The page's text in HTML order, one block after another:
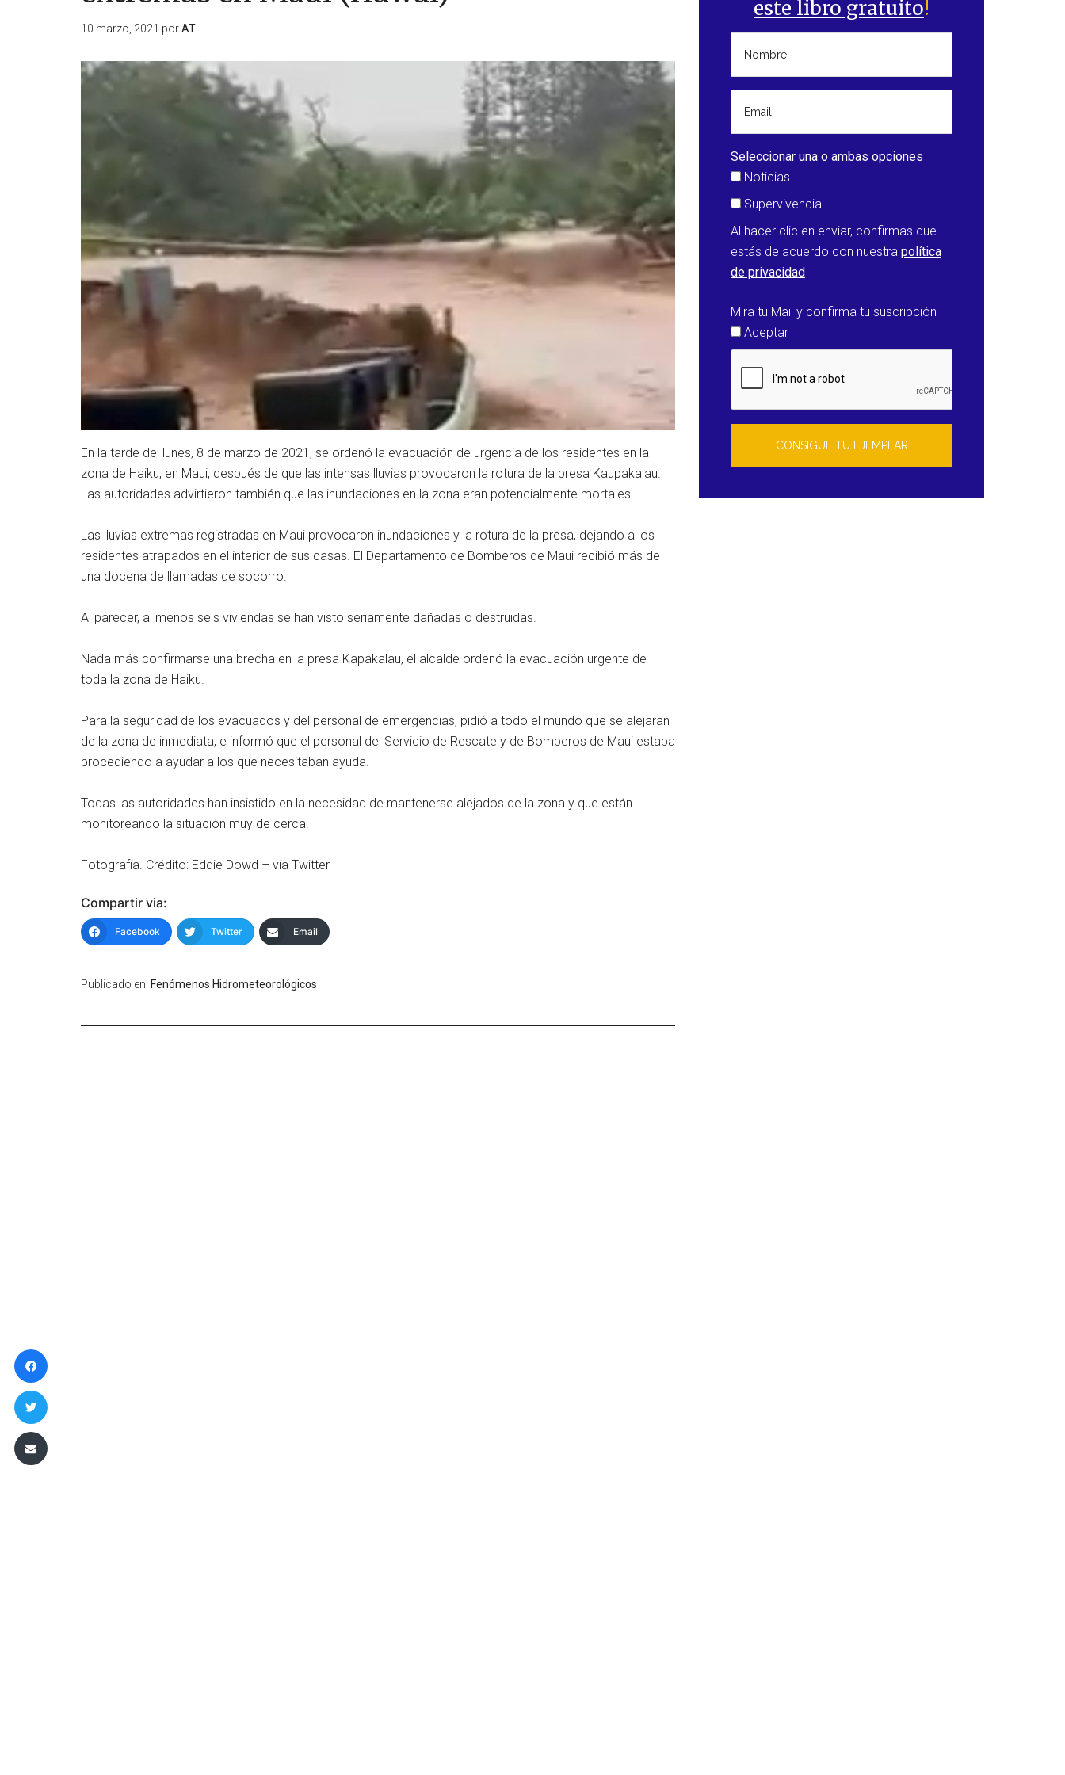
10 marzo, 2021 porAT
En la tarde del lunes, 8 de marzo de 2021, se ordenó la evacuación de urgencia de los residentes en la
zona de Haiku, en Maui, después de que las intensas lluvias provocaron la rotura de la presa Kaupakalau.
Las autoridades advirtieron también que las inundaciones en la zona eran potencialmente mortales.
Las lluvias extremas registradas en Maui provocaron inundaciones y la rotura de la presa, dejando a los
residentes atrapados en el interior de sus casas. El Departamento de Bomberos de Maui recibió más de
una docena de llamadas de socorro.
Al parecer, al menos seis viviendas se han visto seriamente dañadas o destruidas.
Nada más confirmarse una brecha en la presa Kapakalau, el alcalde ordenó la evacuación urgente de
toda la zona de Haiku.
Para la seguridad de los evacuados y del personal de emergencias, pidió a todo el mundo que se alejaran
de la zona de inmediata, e informó que el personal del Servicio de Rescate y de Bomberos de Maui estaba
procediendo a ayudar a los que necesitaban ayuda.
Todas las autoridades han insistido en la necesidad de mantenerse alejados de la zona y que están
monitoreando la situación muy de cerca.
Fotografía. Crédito: Eddie Dowd – vía Twitter
Compartir via:
Facebook Twitter Email
Publicado en: Fenómenos Hidrometeorológicos
este libro gratuito!
Seleccionar una o ambas opciones
Noticias
Supervivencia
Al hacer clic en enviar, confirmas que
estás de acuerdo con nuestra política
de privacidad
Mira tu Mail y confirma tu suscripción
Aceptar